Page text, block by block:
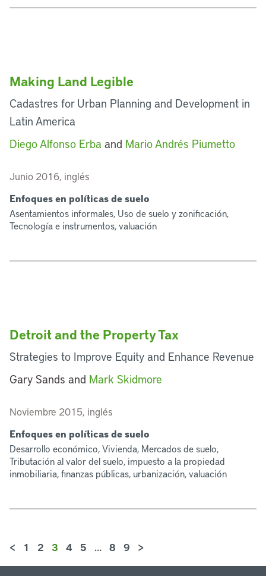
Making Land Legible
Cadastres for Urban Planning and Development in
Latin America
Diego Alfonso Erba and Mario Andrés Piumetto
Junio 2016, inglés
Enfoques en políticas de suelo
Asentamientos informales, Uso de suelo y zonificación,
Tecnología e instrumentos, valuación
Detroit and the Property Tax
Strategies to Improve Equity and Enhance Revenue
Gary Sands and Mark Skidmore
Noviembre 2015, inglés
Enfoques en políticas de suelo
Desarrollo económico, Vivienda, Mercados de suelo,
Tributación al valor del suelo, impuesto a la propiedad
inmobiliaria, finanzas públicas, urbanización, valuación
< 1 2 3 4 5 … 8 9 >